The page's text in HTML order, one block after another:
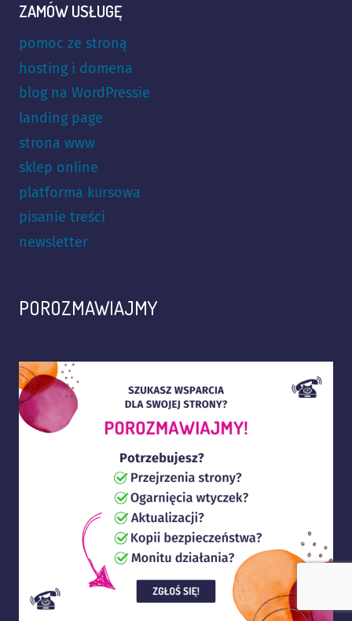
ZAMÓW USŁUGĘ
pomoc ze stroną
hosting i domena
blog na WordPressie
landing page
strona www
sklep online
platforma kursowa
pisanie treści
newsletter
POROZMAWIAJMY